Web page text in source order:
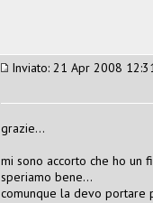
Inviato: 21 Apr 2008
grazie...
mi sono accorto che ho un
speriamo bene...
comunque la devo portare